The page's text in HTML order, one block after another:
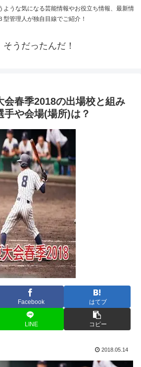
ような気になる芸能情報やお役立ち情報、最新情
型管理人が独自目線でご紹介！
そうだったんだ！
会春季2018の出場校と組み
手や会場(場所)は？
Facebook はてブ
LINE コピー
2018.05.14